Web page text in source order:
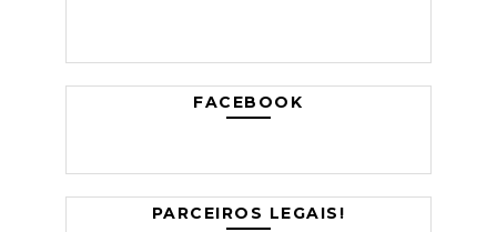
FACEBOOK
PARCEIROS LEGAIS!